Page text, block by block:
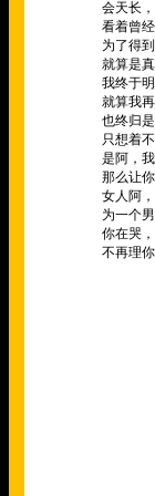
会天长，
看着曾
为了得
就算是
我终于
就算我
也终归
只想着不
是阿，
那么让
女人阿
为一个
你在哭
不再理